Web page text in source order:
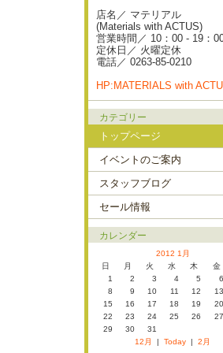
店名／ マテリアル
(Materials with ACTUS)
営業時間／ 10：00 - 19：
定休日／ 火曜定休
電話／ 0263-85-0210
HP:MATERIALS with
カテゴリー
トップページ
イベントのご案内
スタッフブログ
セール情報
カレンダー
2012 1月
日
月 火 水 木 金
1
2 3 4 5 6
8
9 10 11 12 13
15
16 17 18 19 20
22
23 24 25 26 27
29
30
31
12月
| Today | 2月